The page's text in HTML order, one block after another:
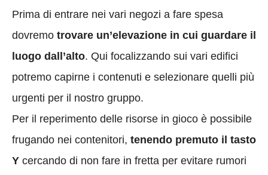
Prima di entrare nei vari negozi a fare spesa
dovremo trovare un’elevazione in cui guardare il
luogo dall’alto. Qui focalizzando sui vari edifici
potremo capirne i contenuti e selezionare quelli più
urgenti per il nostro gruppo.
Per il reperimento delle risorse in gioco è possibile
frugando nei contenitori, tenendo premuto il tasto
Y cercando di non fare in fretta per evitare rumori